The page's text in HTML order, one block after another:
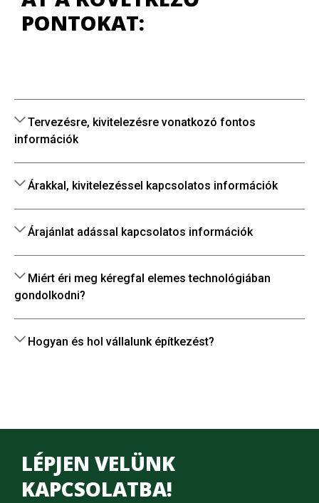
PONTOKAT:
Tervezésre, kivitelezésre vonatkozó fontos
információk
Árakkal, kivitelezéssel kapcsolatos információk
Árajánlat adással kapcsolatos információk
Miért éri meg kéregfal elemes technológiában
gondolkodni?
Hogyan és hol vállalunk építkezést?
LÉPJEN VELÜNK
KAPCSOLATBA!